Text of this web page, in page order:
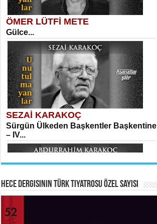
MEHMET TAŞTAN
Vagon’da Bir Şairle...
SITKI CANEY
Oruçla Devrim ve Özgürlüğe…...
HAYRETTİN TAYLAN
Kadir Ünal
Ayağıma Dolanan Yokuş...
Mehmet Çoban
Elmira...
ÖMER LÜTFİ METE
Gülce...
SEZAİ KARAKOÇ
Sürgün Ülkeden Başkentler Başkentine
– IV...
ABDURRAHİM KARAKOÇ
Hece Dergisinin Türk Tiyatrosu Özel Sayısı